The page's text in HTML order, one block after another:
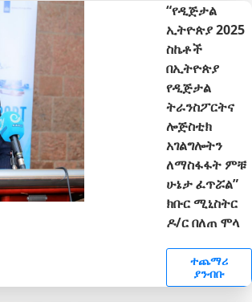
“የዲጅታል
ኢትዮጵያ 2025
ስኬቶች
በኢትዮጵያ
የዲጅታል
ትራንስፖርትና
ሎጅስቲክ
አገልግሎትን
ለማስፋፋት ምቹ
ሁኔታ ፈጥሯል”
ክቡር ሚኒስትር
ዶ/ር በለጠ ሞላ
ተጨማሪ
ያንብቡ